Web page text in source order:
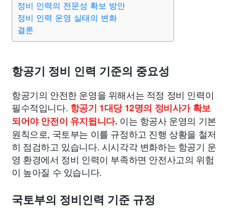
종교 사회 정치 건강 의료
부동산
정비 인력의 전문성 확보 방안
정비 인력 운영 실태의 변화
결론
항공기 정비 인력 기준의 중요성
항공기의 안전한 운영을 위해서는 적정 정비 인력이
필수적입니다. 항공기 1대당 12명의 정비사가 확보
되어야 안전이 유지됩니다. 이는 항공사 운영의 기본
원칙으로, 국토부는 이를 규정하고 진행 상황을 철저
히 점검하고 있습니다. 시시각각 변화하는 항공기 운
영 환경에서 정비 인력이 부족하면 안전사고의 위험
이 높아질 수 있습니다.
국토부의 정비인력 기준 규정